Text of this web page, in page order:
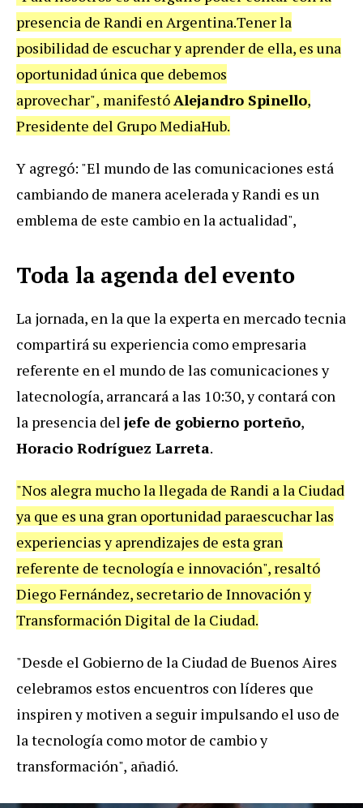
presencia de Randi en Argentina.Tener la
posibilidad de escuchar y aprender de ella, es una
oportunidad única que debemos
aprovechar", manifestóAlejandro Spinello,
Presidente del Grupo MediaHub.
Y agregó: "El mundo de las comunicaciones está
cambiando de manera acelerada yRandi es un
emblema de este cambio en la actualidad",
Toda la agenda del evento
La jornada, en la que la experta en mercado tecnia
compartirá su experiencia como empresaria
referente en el mundo de las comunicaciones y
latecnología, arrancará a las 10:30, y contará con
la presencia del jefe de gobierno porteño,
Horacio Rodríguez Larreta.
"Nos alegra mucho la llegada de Randi a la Ciudad
ya que es una gran oportunidad paraescuchar las
experiencias y aprendizajes de esta gran
referente de tecnología e innovación", resaltó
Diego Fernández, secretario de Innovación y
Transformación Digital de la Ciudad.
"Desde el Gobierno de la Ciudad de Buenos Aires
celebramos estos encuentros con líderes que
inspiren y motiven a seguir impulsando el uso de
la tecnología como motor de cambio y
transformación", añadió.